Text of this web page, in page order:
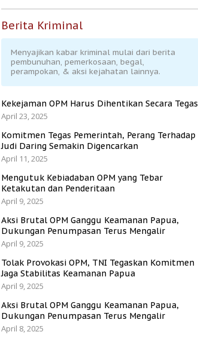
Berita Kriminal
Menyajikan kabar kriminal mulai dari berita
pembunuhan, pemerkosaan, begal,
perampokan, & aksi kejahatan lainnya.
Kekejaman OPM Harus Dihentikan Secara Tegas
April 23, 2025
Komitmen Tegas Pemerintah, Perang Terhadap
Judi Daring Semakin Digencarkan
April 11, 2025
Mengutuk Kebiadaban OPM yang Tebar
Ketakutan dan Penderitaan
April 9, 2025
Aksi Brutal OPM Ganggu Keamanan Papua,
Dukungan Penumpasan Terus Mengalir
April 9, 2025
Tolak Provokasi OPM, TNI Tegaskan Komitmen
Jaga Stabilitas Keamanan Papua
April 9, 2025
Aksi Brutal OPM Ganggu Keamanan Papua,
Dukungan Penumpasan Terus Mengalir
April 8, 2025